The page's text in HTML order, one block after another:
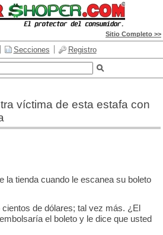
Sitio Completo >>
Secciones Registro
víctima de esta estafa con
la tienda cuando le escanea su boleto
de dólares; tal vez más. ¿El
el boleto y le dice que usted